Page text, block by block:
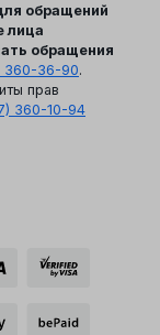
обращений
лица
обращения
360-36-90.
прав
360-10-94